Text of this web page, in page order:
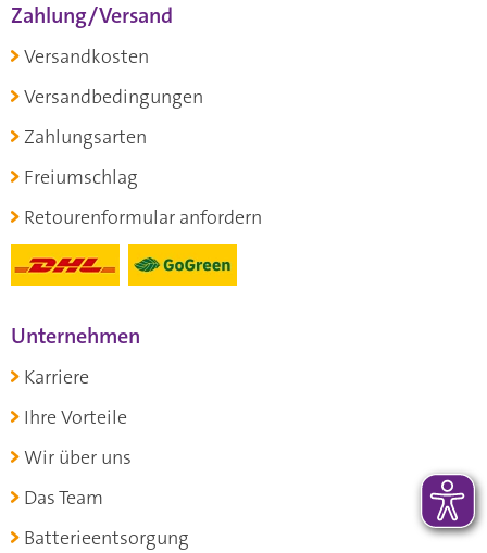
Zahlung/Versand
Versandkosten
Versandbedingungen
Zahlungsarten
Freiumschlag
Retourenformular anfordern
Unternehmen
Karriere
Ihre Vorteile
Wir über uns
Das Team
Batterieentsorgung